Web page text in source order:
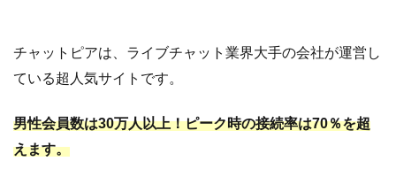
チャットピアは、ライブチャット業界大手の会社が運営し
ている超人気サイトです。
男性会員数は30万人以上！ピーク時の接続率は70％を超
えます。